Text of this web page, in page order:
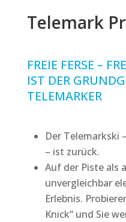
Telemark
FREIE FERSE –
IST DER
TELEMARKER
Der Telemarkski
– ist zurück.
Auf der Piste als
unvergleichbar
Erlebnis.
Knick“ und Sie